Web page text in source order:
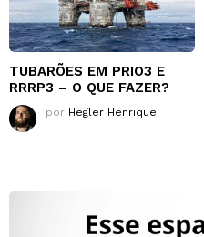
TUBARÕES EM PRIO3 E
RRRP3 – O QUE FAZER?
por Hegler Henrique